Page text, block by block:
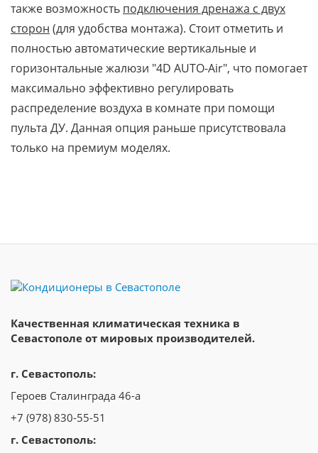
также возможность подключения дренажа с двух
сторон (для удобства монтажа). Стоит отметить и
полностью автоматические вертикальные и
горизонтальные жалюзи "4D AUTO-Air", что помогает
максимально эффективно регулировать
распределение воздуха в комнате при помощи
пульта ДУ. Данная опция раньше присутствовала
только на премиум моделях.
Качественная климатическая техника в
Севастополе от мировых производителей.
г. Севастополь:
Героев Сталинграда 46-а
+7 (978) 830-55-51
г. Севастополь: